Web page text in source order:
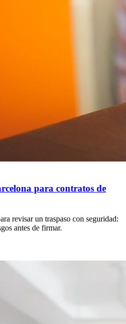
para contratos de
revisar un traspaso con seguridad:
antes de firmar.